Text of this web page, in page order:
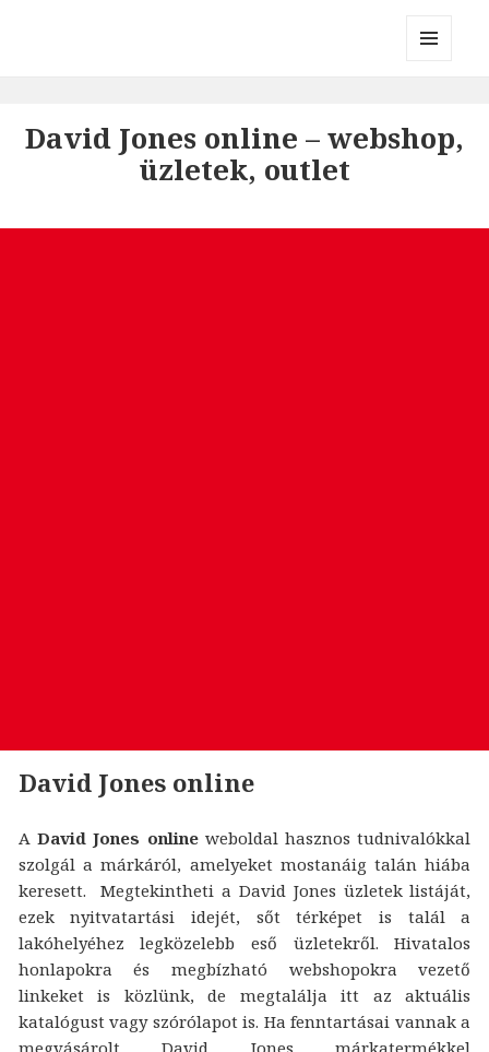
David Jones online – webshop,
üzletek, outlet
David Jones online
A David Jones onlineweboldal hasznos tudnivalókkal
szolgál a márkáról, amelyeket mostanáig talán hiába
keresett. Megtekintheti a David Jones üzletek listáját,
ezek nyitvatartási idejét, sőt térképet is talál a
lakóhelyéhez legközelebb eső üzletekről. Hivatalos
honlapokra és megbízható webshopokra vezető
linkeket is közlünk, de megtalálja itt az aktuális
katalógust vagy szórólapot is. Ha fenntartásai vannak a
megvásárolt David Jones márkatermékkel